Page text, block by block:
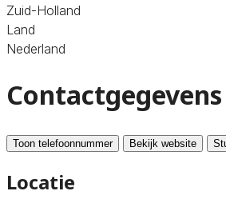
Zuid-Holland
Land
Nederland
Contactgegevens
Toon telefoonnummer Bekijk website
Locatie